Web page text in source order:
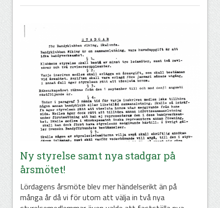
Ny styrelse samt nya stadgar på
årsmötet!
Lördagens årsmöte blev mer händelserikt än på
många år då vi för utom att välja in två nya